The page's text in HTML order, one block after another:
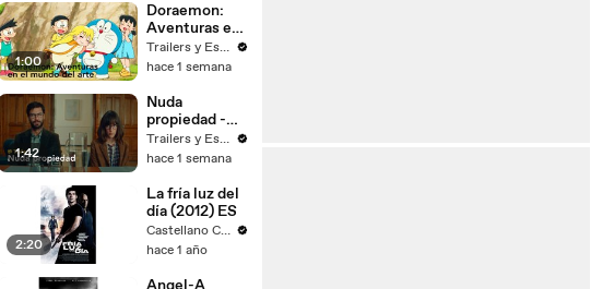
1:00
Doraemon:
Aventuras en
el mundo del
arte - Trailer
Trailers y Estrenos
hace 1 semana
1:42
Nuda
propiedad -
Trailer
Trailers y Estrenos
hace 1 semana
2:20
La fría luz del
día (2012) ES
Castellano Cine Box
hace 1 año